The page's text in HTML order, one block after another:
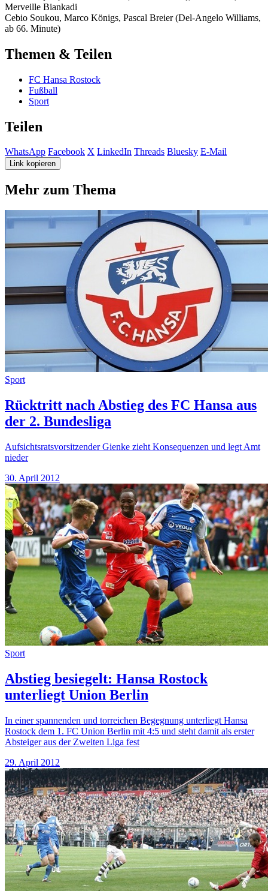
Merveille Biankadi
Cebio Soukou, Marco Königs, Pascal Breier (Del-Angelo Williams,
ab 66. Minute)
Themen & Teilen
FC Hansa Rostock
Fußball
Sport
Teilen
WhatsApp Facebook X LinkedIn Threads Bluesky E-Mail
Link kopieren
Mehr zum Thema
Sport
Rücktritt nach Abstieg des FC Hansa aus
der 2. Bundesliga
Aufsichtsratsvorsitzender Gienke zieht Konsequenzen und legt Amt
nieder
30. April 2012
Sport
Abstieg besiegelt: Hansa Rostock
unterliegt Union Berlin
In einer spannenden und torreichen Begegnung unterliegt Hansa
Rostock dem 1. FC Union Berlin mit 4:5 und steht damit als erster
Absteiger aus der Zweiten Liga fest
29. April 2012